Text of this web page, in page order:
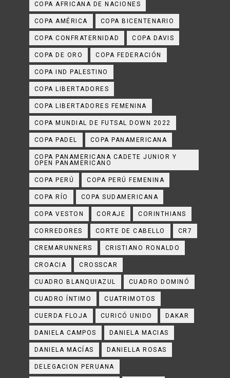
COPA AFRICANA DE NACIONES
COPA AMÉRICA COPA BICENTENARIO
COPA CONFRATERNIDAD COPA DAVIS
COPA DE ORO COPA FEDERACIÓN
COPA IND PALESTINO
COPA LIBERTADORES
COPA LIBERTADORES FEMENINA
COPA MUNDIAL DE FUTSAL DOWN 2022
COPA PADEL COPA PANAMERICANA
COPA PANAMERICANA CADETE JUNIOR Y
OPEN PANAMERICANO
COPA PERÚ COPA PERÚ FEMENINA
COPA RÍO COPA SUDAMERICANA
COPA VESTON CORAJE CORINTHIANS
CORREDORES CORTE DE CABELLO CR7
CREMARUNNERS CRISTIANO RONALDO
CROACIA CROSSCAR
CUADRO BLANQUIAZUL CUADRO DOMINÓ
CUADRO ÍNTIMO CUATRIMOTOS
CUERDA FLOJA CURICÓ UNIDO DAKAR
DANIELA CAMPOS DANIELA MACIAS
DANIELA MACÍAS DANIELLA ROSAS
DELEGACION PERUANA